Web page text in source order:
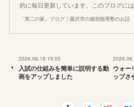
的に毎日更新しています。このブログに
「第二の家」ブログ｜藤沢市の個別指導塾のお話
2026.06.18 15:05
入試の仕組みを簡単に説明する動
画をアップしました
ウォー
ップさ